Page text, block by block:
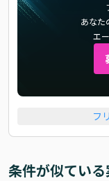
あなた
エ
フ
条件が似てい